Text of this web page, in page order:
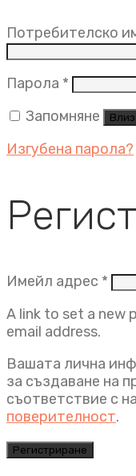
Потребителско
Парола *
Запомняне
Изгубена парола?
Имейл адрес *
A link to set a new
email address.
Вашата лична
за създаване на
съответствие с
поверителност.
Регистриране